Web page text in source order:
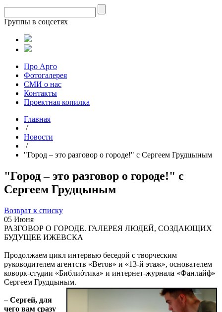
Группы в соцсетях
Про Арго
Фотогалерея
СМИ о нас
Контакты
Проектная копилка
Главная
/
Новости
/
"Город – это разговор о городе!" с Сергеем Грудцыным
"Город – это разговор о городе!" с
Сергеем Грудцыным
Возврат к списку
05 Июня
РАЗГОВОР О ГОРОДЕ. ГАЛЕРЕЯ ЛЮДЕЙ, СОЗДАЮЩИХ
БУДУЩЕЕ ИЖЕВСКА
Продолжаем цикл интервью беседой с творческим
руководителем агентств «Ветов» и «13-й этаж», основателем
коворк-студии «Библиóтика» и интернет-журнала «Фанлайф»
Сергеем Грудцыным.
– Сергей, для
чего вам сразу